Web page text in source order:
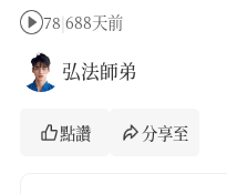
78 |688天前
弘法師弟
點讚 分享至